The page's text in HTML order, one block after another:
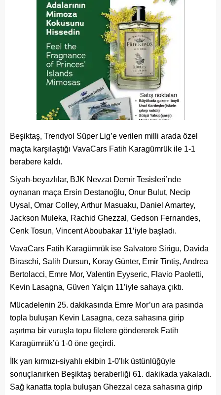
Beşiktaş, Trendyol Süper Lig’e verilen milli arada özel
maçta karşılaştığı VavaCars Fatih Karagümrük ile 1-1
berabere kaldı.
Siyah-beyazlılar, BJK Nevzat Demir Tesisleri’nde
oynanan maça Ersin Destanoğlu, Onur Bulut, Necip
Uysal, Omar Colley, Arthur Masuaku, Daniel Amartey,
Jackson Muleka, Rachid Ghezzal, Gedson Fernandes,
Cenk Tosun, Vincent Aboubakar 11’iyle başladı.
VavaCars Fatih Karagümrük ise Salvatore Sirigu, Davida
Biraschi, Salih Dursun, Koray Günter, Emir Tintiş, Andrea
Bertolacci, Emre Mor, Valentin Eyyseric, Flavio Paoletti,
Kevin Lasagna, Güven Yalçın 11’iyle sahaya çıktı.
Mücadelenin 25. dakikasında Emre Mor’un ara pasında
topla buluşan Kevin Lasagna, ceza sahasına girip
aşırtma bir vuruşla topu filelere göndererek Fatih
Karagümrük’ü 1-0 öne geçirdi.
İlk yarı kırmızı-siyahlı ekibin 1-0’lık üstünlüğüyle
sonuçlanırken Beşiktaş beraberliği 61. dakikada yakaladı.
Sağ kanatta topla buluşan Ghezzal ceza sahasına girip